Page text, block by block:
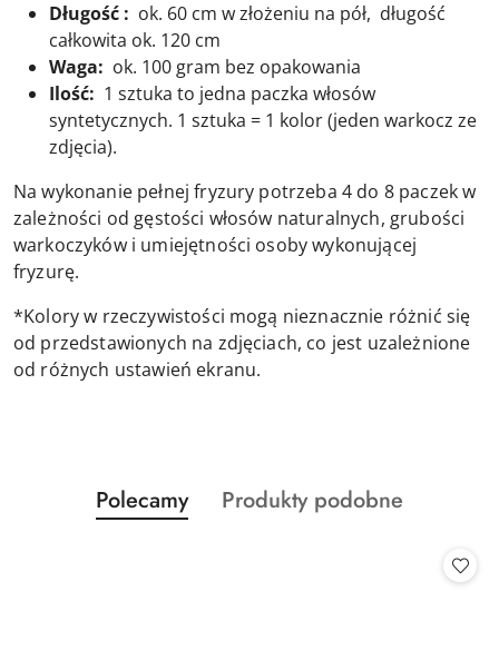
Długość : ok. 60 cm w złożeniu na pół, długość
całkowita ok. 120 cm
Waga: ok. 100 gram bez opakowania
Ilość: 1 sztuka to jedna paczka włosów
syntetycznych. 1 sztuka = 1 kolor (jeden warkocz ze
zdjęcia).
Na wykonanie pełnej fryzury potrzeba 4 do 8 paczek w
zależności od gęstości włosów naturalnych, grubości
warkoczyków i umiejętności osoby wykonującej
fryzurę.
*Kolory w rzeczywistości mogą nieznacznie różnić się
od przedstawionych na zdjęciach, co jest uzależnione
od różnych ustawień ekranu.
Pomiń karuzelę produktów
Produkty
o
Polecamy
Produkty
Produkty podobne